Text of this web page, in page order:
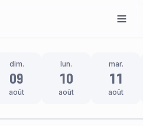
dim.
09
août
lun.
10
août
mar.
11
août